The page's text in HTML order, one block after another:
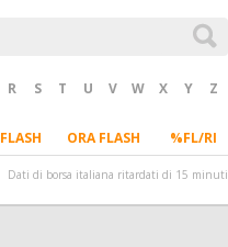
R S T U V W X Y Z
FLASH ORA FLASH %FL/RI
Dati di borsa italiana ritardati di 15 minuti